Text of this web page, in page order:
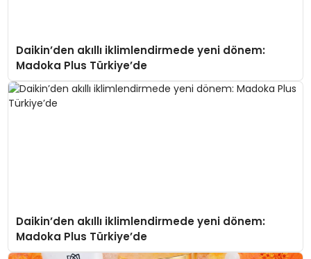
Daikin’den akıllı iklimlendirmede yeni dönem:
Madoka Plus Türkiye’de
Daikin’den akıllı iklimlendirmede yeni dönem:
Madoka Plus Türkiye’de